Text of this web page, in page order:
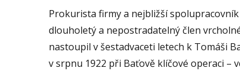
Prokurista firmy a nejbližší
dlouholetý a nepostradatelný člen
nastoupil v šestadvaceti letech k Tomáši
v srpnu 1922 při Baťově klíčové operaci –